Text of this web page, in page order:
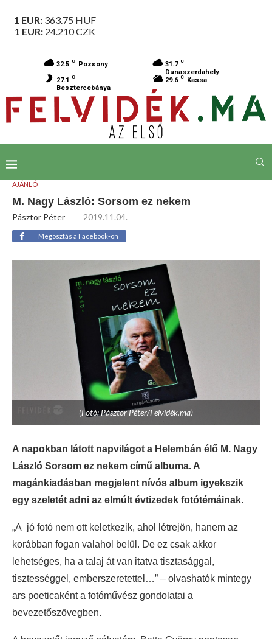
1 EUR: 363.75 HUF
1 EUR: 24.210CZK
32.5 C Pozsony 31.7 C
Dunaszerdahely
27.1 C
Besztercebánya
29.6 C Kassa
AJÁNLÓ
M. Nagy László: Sorsom ez nekem
Pásztor Péter 2019.11.04.
Megosztás a Facebook-on
(Fotó: Pásztor Péter/Felvidék.ma)
A napokban látott napvilágot a Helembán élő M. Nagy
László Sorsom ez nekem című albuma. A
magánkiadásban megjelent nívós album igyekszik
egy szeletét adni az elmúlt évtizedek fotótémáinak.
„A jó fotó nem ott keletkezik, ahol létrejön, hanem az
korábban fogan valahol belül. De ez csak akkor
lehetséges, ha a talaj át van itatva tisztasággal,
tisztességgel, emberszeretettel…” – olvashatók mintegy
ars poeticaként a fotóművész gondolatai a
bevezetőszövegben.